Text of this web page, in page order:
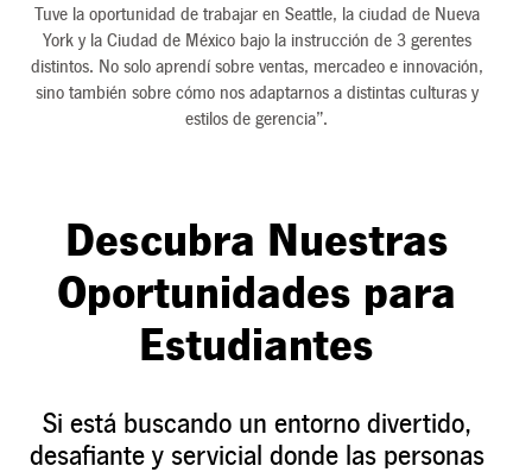
Tuve la oportunidad de trabajar en Seattle, la ciudad de Nueva
York y la Ciudad de México bajo la instrucción de 3 gerentes
distintos. No solo aprendí sobre ventas, mercadeo e innovación,
sino también sobre cómo nos adaptarnos a distintas culturas y
estilos de gerencia”.
Descubra Nuestras
Oportunidades para
Estudiantes
Si está buscando un entorno divertido,
desafiante y servicial donde las personas